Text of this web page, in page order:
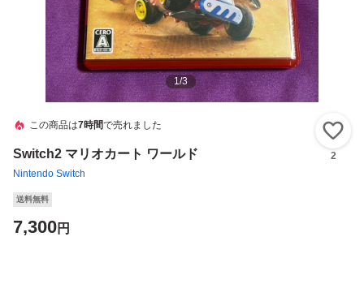
1/3
この商品は7時間で売れました
Switch2 マリオカート ワールド
Nintendo Switch
2
送料無料
7,300円